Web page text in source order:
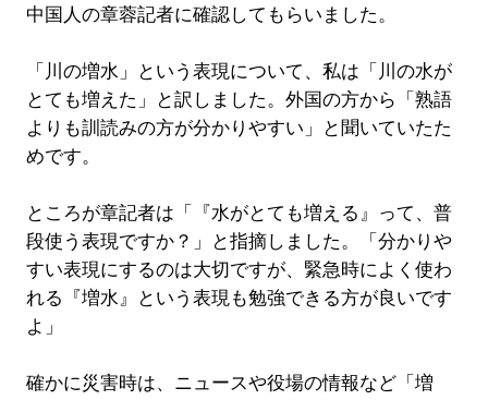
中国人の章蓉記者に確認してもらいました。
「川の増水」という表現について、私は「川の水が
とても増えた」と訳しました。外国の方から「熟語
よりも訓読みの方が分かりやすい」と聞いていたた
めです。
ところが章記者は「『水がとても増える』って、普
段使う表現ですか？」と指摘しました。「分かりや
すい表現にするのは大切ですが、緊急時によく使わ
れる『増水』という表現も勉強できる方が良いです
よ」
確かに災害時は、ニュースや役場の情報など「増